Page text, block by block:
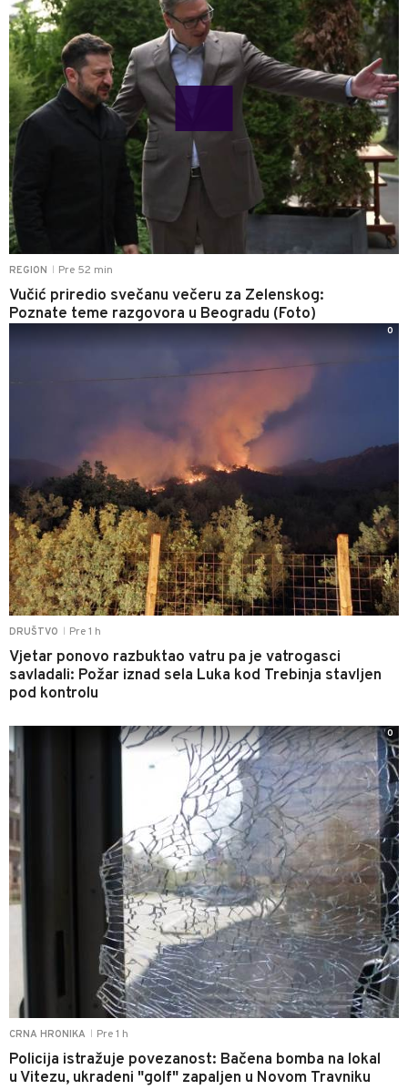
REGION Pre 52 min
Vučić priredio svečanu večeru za Zelenskog:
Poznate teme razgovora u Beogradu (Foto)
DRUŠTVO Pre 1 h
Vjetar ponovo razbuktao vatru pa je vatrogasci
savladali: Požar iznad sela Luka kod Trebinja stavljen
pod kontrolu
0
CRNA HRONIKA Pre 1 h
Policija istražuje povezanost: Bačena bomba na lokal
u Vitezu, ukradeni "golf" zapaljen u Novom Travniku
0